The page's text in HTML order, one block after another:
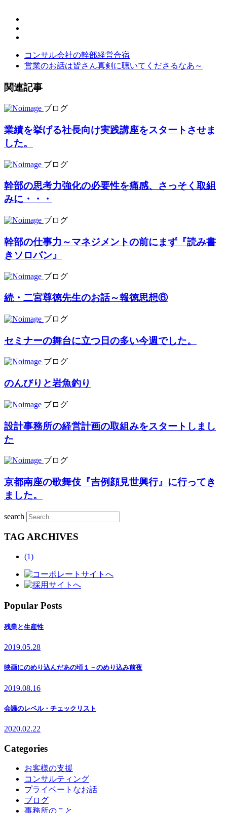
コンサル会社の幹部経営合宿
営業のお話は皆さん真剣に聴いてくださるなあ～
関連記事
ブログ
業績を挙げる社長向け実践講座をスタートさせま
した。
ブログ
幹部の思考力強化の必要性を痛感、さっそく取組
みに・・・
ブログ
幹部の仕事力～マネジメントの前にまず『読み書
きソロバン』
ブログ
続・二宮尊徳先生のお話～報徳思想⑥
ブログ
セミナーの舞台に立つ日の多い今週でした。
ブログ
のんびりと岩魚釣り
ブログ
設計事務所の経営計画の取組みをスタートしまし
た
ブログ
京都南座の歌舞伎『吉例顔見世興行』に行ってき
ました。
search
TAG ARCHIVES
(1)
Popular Posts
残業と生産性
2019.05.28
映画にのめり込んだあの頃１－のめり込み前夜
2019.08.16
会議のレベル・チェックリスト
2020.02.22
Categories
お客様の支援
コンサルティング
プライベートなお話
ブログ
事務所のこと